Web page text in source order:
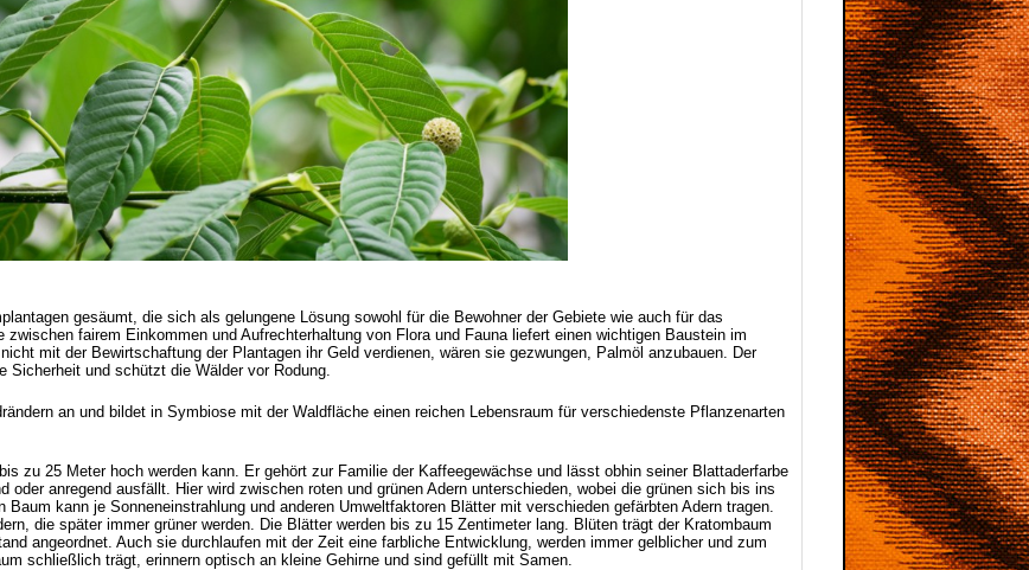
gesäumt, die sich als gelungene Lösung sowohl für die Bewohner der Gebiete wie auch für das
fairem Einkommen und Aufrechterhaltung von Flora und Fauna liefert einen wichtigen Baustein im
mit der Bewirtschaftung der Plantagen ihr Geld verdienen, wären sie gezwungen, Palmöl anzubauen. Der
und schützt die Wälder vor Rodung.
an und bildet in Symbiose mit der Waldfläche einen reichen Lebensraum für verschiedenste Pflanzenarten
zu 25 Meter hoch werden kann. Er gehört zur Familie der Kaffeegewächse und lässt obhin seiner Blattaderfarbe
oder anregend ausfällt. Hier wird zwischen roten und grünen Adern unterschieden, wobei die grünen sich bis ins
kann je Sonneneinstrahlung und anderen Umweltfaktoren Blätter mit verschieden gefärbten Adern tragen.
die später immer grüner werden. Die Blätter werden bis zu 15 Zentimeter lang. Blüten trägt der Kratombaum
angeordnet. Auch sie durchlaufen mit der Zeit eine farbliche Entwicklung, werden immer gelblicher und zum
schließlich trägt, erinnern optisch an kleine Gehirne und sind gefüllt mit Samen.